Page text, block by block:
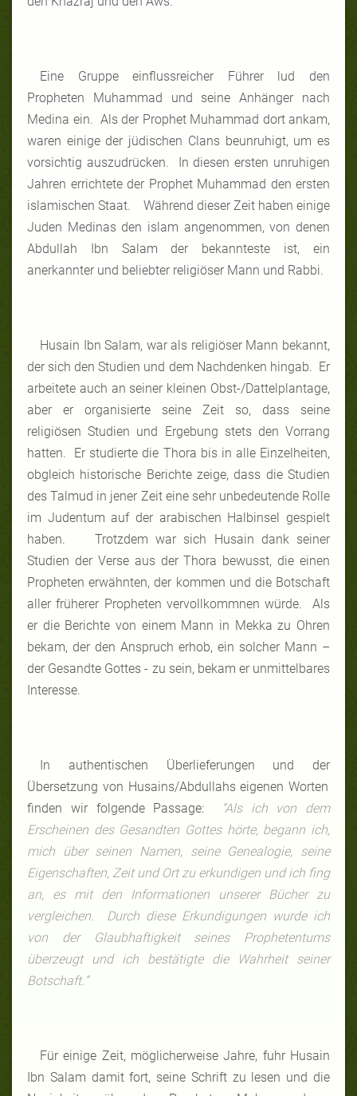
Eine Gruppe einflussreicher Führer lud den
Propheten Muhammad und seine Anhänger nach
Medina ein. Als der Prophet Muhammad dort ankam,
waren einige der jüdischen Clans beunruhigt, um es
vorsichtig auszudrücken. In diesen ersten unruhigen
Jahren errichtete der Prophet Muhammad den ersten
islamischen Staat. Während dieser Zeit haben einige
Juden Medinas den islam angenommen, von denen
Abdullah Ibn Salam der bekannteste ist, ein
anerkannter und beliebter religiöser Mann und Rabbi.
Husain Ibn Salam, war als religiöser Mann bekannt,
der sich denStudien und dem Nachdenken hingab. Er
arbeitete auch an seiner kleinen Obst-/Dattelplantage,
aber er organisierte seine Zeit so, dass seine
religiösen Studien und Ergebung stets den Vorrang
hatten. Er studierte die Thora bis in alle Einzelheiten,
obgleich historische Berichte zeige, dass die Studien
des Talmud in jener Zeit eine sehr unbedeutende Rolle
im Judentum auf der arabischen Halbinsel gespielt
haben. Trotzdem war sich Husain dank seiner
Studien derVerse aus der Thora bewusst, die einen
Propheten erwähnten, der kommen und die Botschaft
aller früherer Propheten vervollkommnen würde. Als
er die Berichte von einem Mann in Mekka zu Ohren
bekam, der den Anspruch erhob, ein solcher Mann –
der Gesandte Gottes - zu sein, bekam er unmittelbares
Interesse.
In authentischen Überlieferungen
und der
Übersetzung von Husains/Abdullahseigenen Worten
finden wir folgende Passage: “Als ich von
dem
Erscheinen des Gesandten Gottes hörte, begann ich
mich über seinen Namen seine Genealogie, seine
Eigenschaften, Zeit und Ort zu erkundigen und ich fing
an, es mit den Informationen unserer Bücher zu
vergleichen. Durch diese Erkundigungen wurde ich
von der Glaubhaftigkeit seines Prophetentums
überzeugt und ich bestätigte die Wahrheit seiner
Botschaft. ”
Für einige Zeit, möglicherweiseJahre, fuhr Husain
Ibn Salam damit fort, seine Schrift zu lesen und die